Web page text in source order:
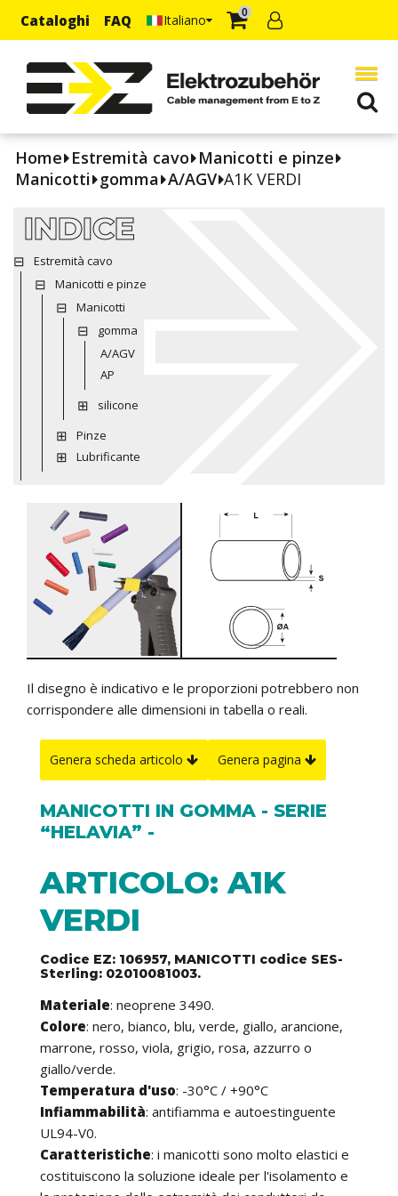
Cataloghi FAQ Italiano 0
Home Estremità cavo Manicotti e pinze
Manicotti gomma A/AGV A1K VERDI
INDICE
Estremità cavo
Manicotti e pinze
Manicotti
gomma
A/AGV
AP
silicone
Pinze
Lubrificante
Il disegno è indicativo e le proporzioni potrebbero non
corrispondere alle dimensioni in tabella o reali.
Genera scheda articolo Genera pagina
MANICOTTI IN GOMMA - SERIE
“HELAVIA” -
ARTICOLO: A1K
VERDI
Codice EZ: 106957, MANICOTTI codice SES-
Sterling: 02010081003.
Materiale: neoprene 3490.
Colore: nero, bianco, blu, verde, giallo, arancione,
marrone, rosso, viola, grigio, rosa, azzurro o
giallo/verde.
Temperatura d'uso: -30°C / +90°C
Infiammabilità: antifiamma e autoestinguente
UL94-V0.
Caratteristiche: i manicotti sono molto elastici e
costituiscono la soluzione ideale per l'isolamento e